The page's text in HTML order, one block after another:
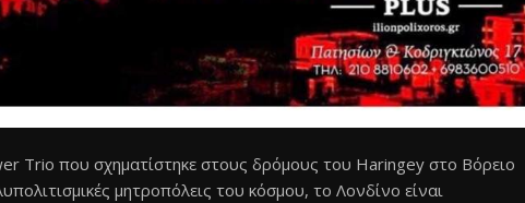
Trio που σχηματίστηκε στους δρόμους του Haringey στο Βόρειο
μητροπόλεις του κόσμου, το Λονδίνο είναι